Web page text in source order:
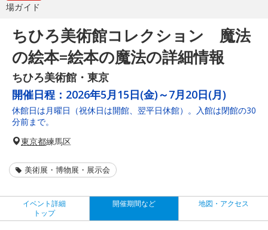
場ガイド
ちひろ美術館コレクション 魔法
の絵本=絵本の魔法の詳細情報
ちひろ美術館・東京
開催日程： 2026年5月15日(金)～7月20日(月)
休館日は月曜日（祝休日は開館、翌平日休館）。入館は閉館の30
分前まで。
東京都練馬区
美術展・博物展・展示会
イベント詳細
トップ
開催期間など 地図・アクセス